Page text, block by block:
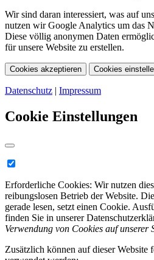
Wir sind daran interessiert, was auf
nutzen wir Google Analytics um das
Diese völlig anonymen Daten
für unsere Website zu erstellen.
Cookies akzeptieren Cookies
Datenschutz | Impressum
Cookie Einstellungen
Erforderliche Cookies: Wir nutzen
reibungslosen Betrieb der Website.
gerade lesen, setzt einen Cookie.
finden Sie in unserer
Verwendung von Cookies auf unserer
Zusätzlich können auf dieser Website